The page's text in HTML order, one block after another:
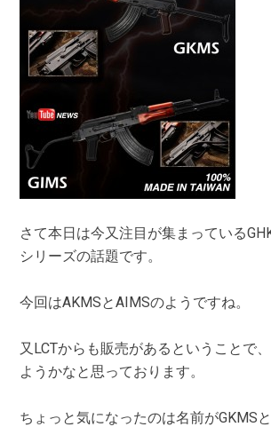
さて本日は今又注目が集まっている
シリーズの話題です。
今回はAKMSとAIMSのようですね。
又LCTからも販売があるということで
ようかなと思っております。
ちょっと気になったのは名前がGKMS